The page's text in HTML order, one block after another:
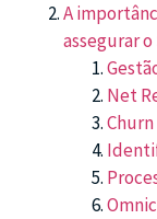
A
assegurar
Net
Churn